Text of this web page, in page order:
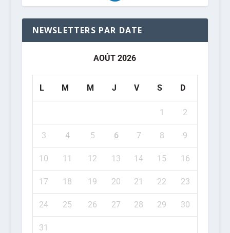
NEWSLETTERS PAR DATE
AOÛT 2026
L M M J V S D
1 2
3 4 5 6 7 8 9
10 11 12 13 14 15 16
17 18 19 20 21 22 23
24 25 26 27 28 29 30
31